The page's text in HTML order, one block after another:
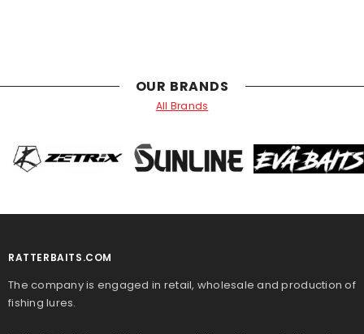
OUR BRANDS
All Brands
RATTERBAITS.COM
The company is engaged in retail, wholesale and production of
fishing lures.